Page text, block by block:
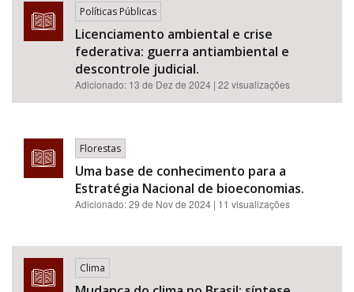
Políticas Públicas
Licenciamento ambiental e crise
federativa: guerra antiambiental e
descontrole judicial.
Adicionado: 13 de Dez de 2024 | 22 visualizações
Florestas
Uma base de conhecimento para a
Estratégia Nacional de bioeconomias.
Adicionado:29 de Nov de 2024 | 11 visualizações
Clima